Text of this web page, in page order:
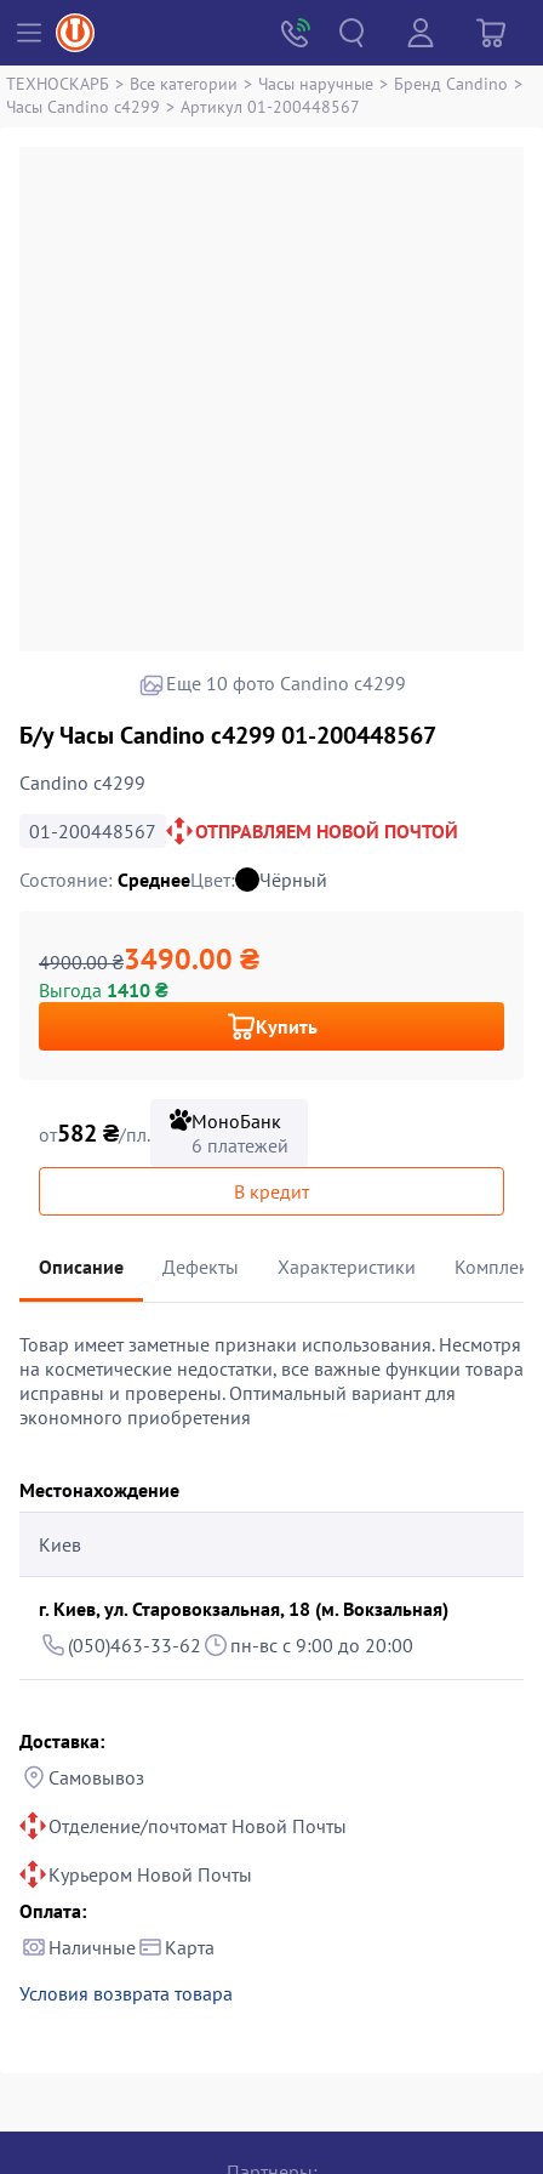
ТЕХНОСКАРБ > Все категории > Часы наручные > Бренд Candino >
Часы Candino c4299 > Артикул 01-200448567
Еще 10 фото Candino c4299
Б/у Часы Candino c4299 01-200448567
Candino c4299
01-200448567
ОТПРАВЛЯЕМ НОВОЙ ПОЧТОЙ
Состояние: СреднееЦвет: Чёрный
4900.00 ₴3490.00 ₴
Выгода 1410 ₴
Купить
от582 ₴/пл.
МоноБанк
6 платежей
В кредит
Описание Дефекты Характеристики Комплект
Товар имеет заметные признаки использования. Несмотря
на косметические недостатки, все важные функции товара
исправны и проверены. Оптимальный вариант для
экономного приобретения
Местонахождение
Киев
г. Киев, ул. Старовокзальная, 18 (м. Вокзальная)
(050)463-33-62
пн-вс с 9:00 до 20:00
Доставка:
Самовывоз
Отделение/почтомат Новой Почты
Курьером Новой Почты
Оплата:
Наличные
Карта
Условия возврата товара